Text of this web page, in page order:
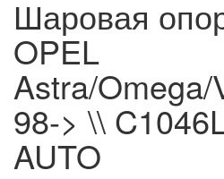
Шаровая
OPEL
Astra/
98-> \\
AUTO